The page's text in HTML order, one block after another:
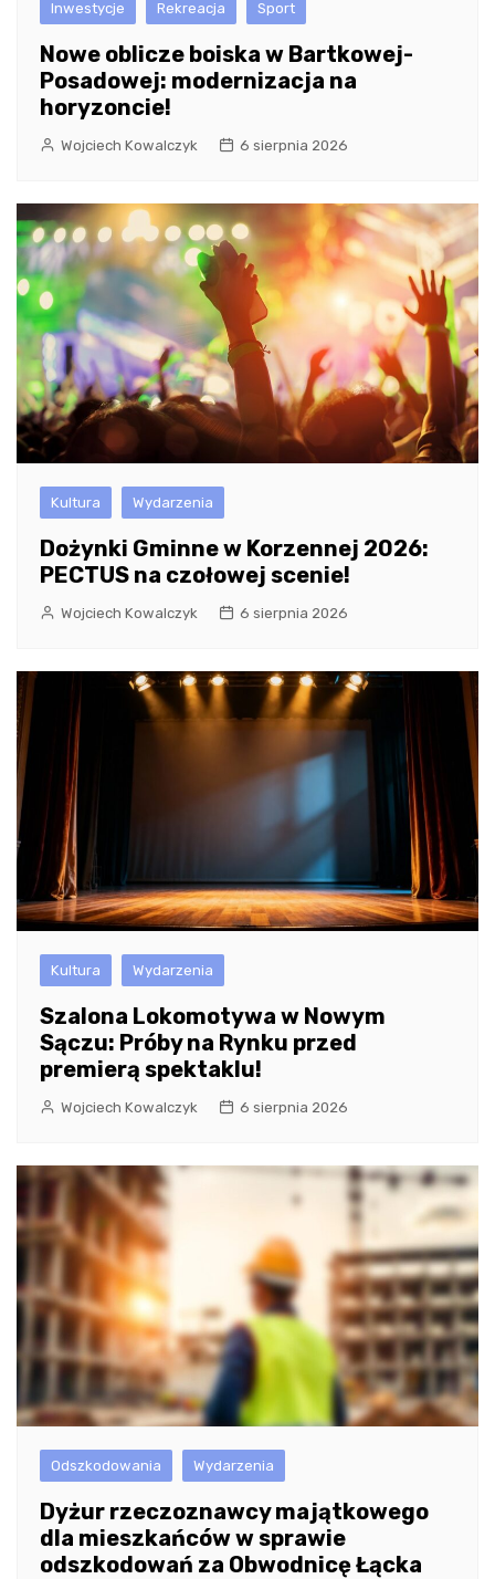
Inwestycje Rekreacja Sport
Nowe oblicze boiska w Bartkowej-
Posadowej: modernizacja na
horyzoncie!
Wojciech Kowalczyk 6 sierpnia 2026
Kultura Wydarzenia
Dożynki Gminne w Korzennej 2026:
PECTUS na czołowej scenie!
Wojciech Kowalczyk 6 sierpnia 2026
Kultura Wydarzenia
Szalona Lokomotywa w Nowym
Sączu: Próby na Rynku przed
premierą spektaklu!
Wojciech Kowalczyk 6 sierpnia 2026
Odszkodowania Wydarzenia
Dyżur rzeczoznawcy majątkowego
dla mieszkańców w sprawie
odszkodowań za Obwodnicę Łącka